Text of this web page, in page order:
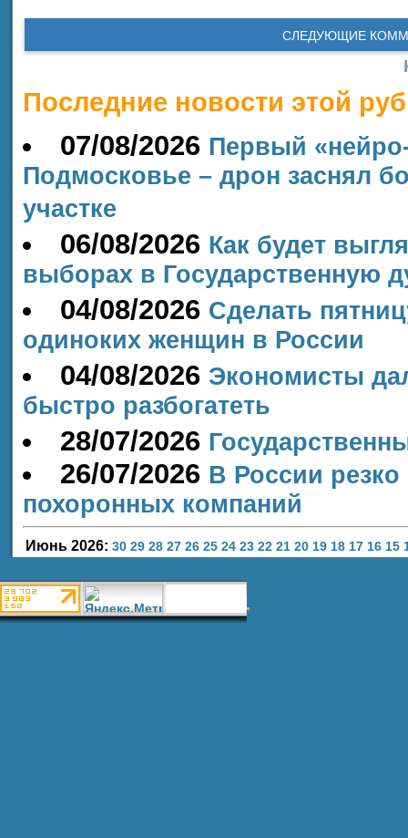
СЛЕДУЮЩИЕ
Последние новости этой
07/08/2026 Первый
Подмосковье – дрон заснял
участке
06/08/2026 Как будет
выборах в Государственную
04/08/2026 Сделать
одиноких женщин в России
04/08/2026 Экономисты
быстро разбогатеть
28/07/2026
26/07/2026 В России
похоронных компаний
Июнь 2026: 30 29 28 27 26 25 24 23 22 21 20 19 18 17 16 15